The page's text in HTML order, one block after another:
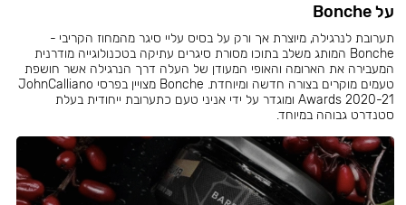
על Bonche
תערובת לנרגילה, מיוצרת אך ורק על בסיס עליי סיגר מהמחוז הקריבי -
Bonche המותג משלב בתוכו מסורת סיגרים עתיקה בטכנולוגייה מודרנית
המעבירה את הארומה והאופי המעודן של העלה דרך הנרגילה אשר חושפת
טעמים מוקרים בצורה חדשה ומיוחדת. Bonche מצויין בפרסי JohnCalliano
Awards 2020-21 ומוגדר על ידי אניני טעם כתערובת ייחודית בעלת
סטנדרט גבוהה במיוחד.